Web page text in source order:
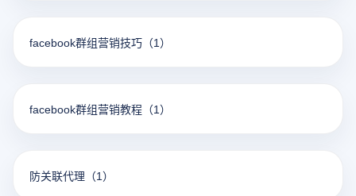
facebook群组营销技巧 （1）
facebook群组营销教程 （1）
防关联代理 （1）